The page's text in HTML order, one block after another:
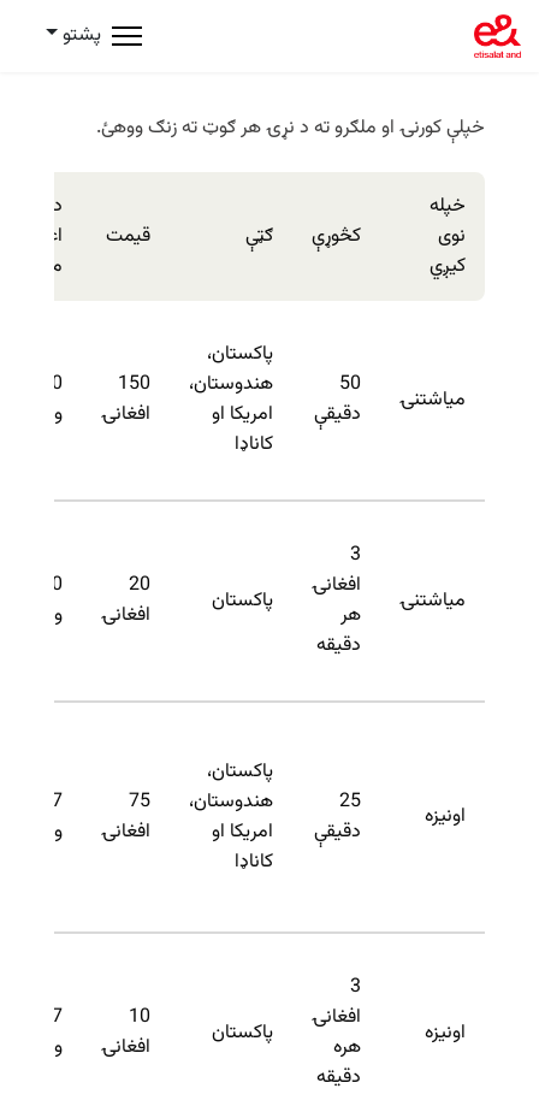
پشتو
خپلې کورنۍ او ملګرو ته د نړۍ هر ګوټ ته زنګ ووهئ.
د
اعتبار
مهال
قیمت ګټې کڅوړې
خپله
نوی
کیږي
30
ورځې
150
افغانۍ
پاکستان،
هندوستان،
امریکا او
کاناډا
50
دقیقې
میاشتنۍ
30
ورخی
20
افغانۍ
پاکستان
3
افغانۍ
هر
دقیقه
میاشتنۍ
7
ورځې
75
افغانۍ
پاکستان،
هندوستان،
امریکا او
کاناډا
25
دقیقې
اونیزه
7
ورخی
10
افغانۍ
پاکستان
3
افغانۍ
هره
دقیقه
اونیزه